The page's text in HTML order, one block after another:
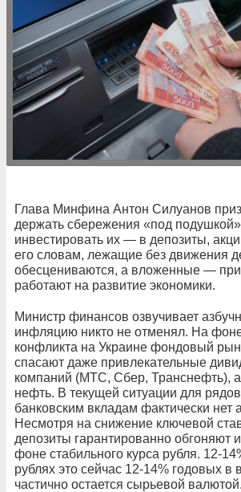
Глава Минфина Антон Силуанов
держать сбережения «под
инвестировать их — в депозиты,
его словам, лежащие без движения
обесцениваются, а вложенные —
работают на развитие экономики.
Министр финансов озвучивает
инфляцию никто не отменял. На
конфликта на Украине фондовый
спасают даже привлекательные
компаний (МТС, Сбер, Транснефть), а
нефть. В текущей ситуации для
банковским вкладам фактически нет
Несмотря на снижение ключевой
депозиты гарантированно обгоняют
фоне стабильного курса рубля. 12-
рублях это сейчас 12-14% годовых в
частично остается сырьевой валютой.